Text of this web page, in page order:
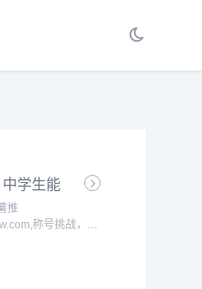
学生能
推
称号挑战，由